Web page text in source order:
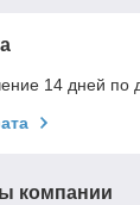
14 дней по
компании